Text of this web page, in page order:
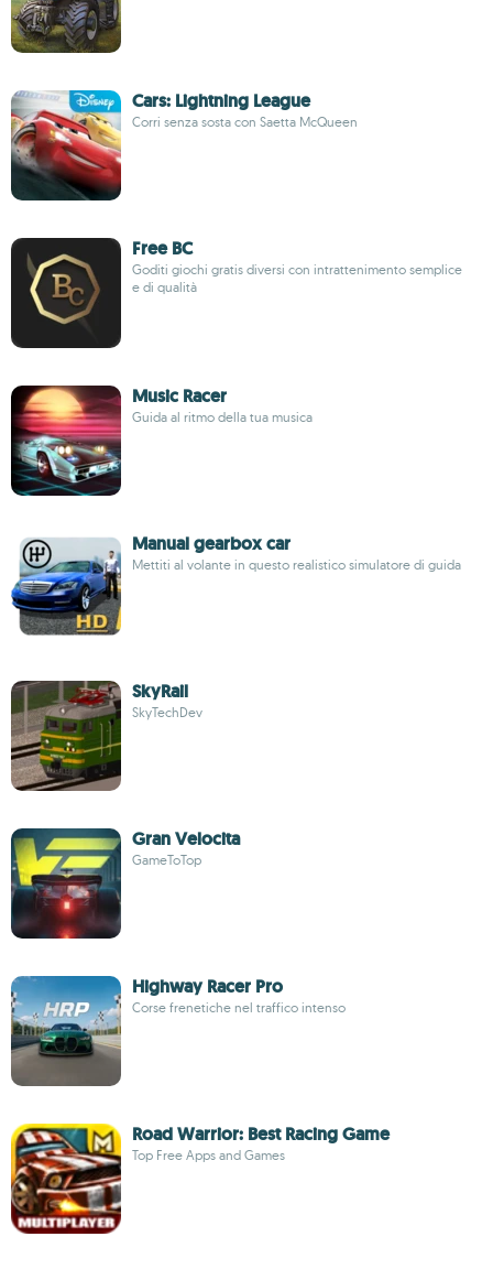
Cars: Lightning League
Corri senza sosta con Saetta McQueen
Free BC
Goditi giochi gratis diversi con intrattenimento semplice
e di qualità
Music Racer
Guida al ritmo della tua musica
Manual gearbox car
Mettiti al volante in questo realistico simulatore di guida
SkyRail
SkyTechDev
Gran Velocita
GameToTop
Highway Racer Pro
Corse frenetiche nel traffico intenso
Road Warrior: Best Racing Game
Top Free Apps and Games